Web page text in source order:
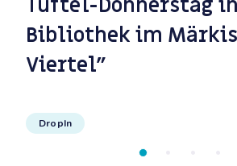
Tüftel-Donnerstag
Bibliothek im
Viertel”
DropIn